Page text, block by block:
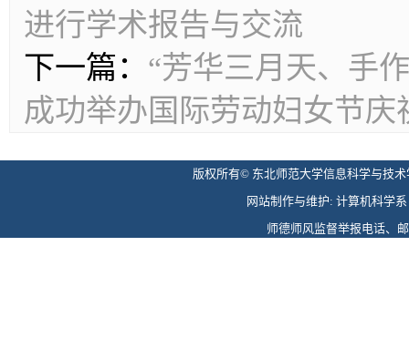
进行学术报告与交流
下一篇： “芳华三月天、手
成功举办国际劳动妇女节庆
版权所有© 东北师范大学信息科学与技
网站制作与维护: 计算机科学
师德师风监督举报电话、